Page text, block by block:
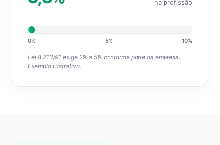
na profissão
0% 5% 10%
Lei 8.213/91 exige 2% a 5% conforme porte da empresa.
Exemplo ilustrativo.